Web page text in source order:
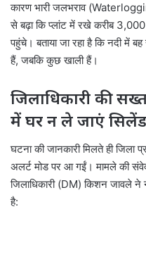
कारण भारी जलभराव
से बढ़ा कि प्लांट में रखे करीब
पहुंचे। बताया जा रहा है कि नदी में
हैं, जबकि कुछ खाली हैं।
जिलाधिकारी की
में घर न ले जाएं
घटना की जानकारी मिलते ही
अलर्ट मोड पर आ गईं। मामले की
जिलाधिकारी (DM) किशन जावले
है: